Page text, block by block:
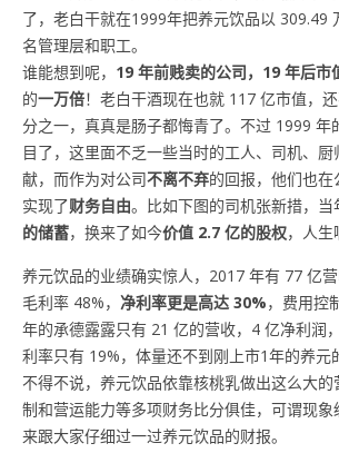
了，老白干就在1999年把养元饮品以 309.49
名管理层和职工。
谁能想到呢， 19 年前贱卖的公司，19 年后市
的一万倍！老白干酒现在也就 117 亿市值，
分之一，真真是肠子都悔青了。不过 1999 年
目了，这里面不乏一些当时的工人、司机、
献，而作为对公司不离不弃的回报，他们也
实现了财务自由。比如下图的司机张新措，当
的储蓄，换来了如今价值 2.7 亿的股权，人生
养元饮品的业绩确实惊人，2017 年有 77 亿营
毛利率 48%， 净利率更是高达 30%，费用控
年的承德露露只有 21 亿的营收，4 亿净利润
利率只有 19%，体量还不到刚上市1年的养元
不得不说，养元饮品依靠核桃乳做出这么大
制和营运能力等多项财务比分俱佳，可谓现
来跟大家仔细过一过养元饮品的财报。